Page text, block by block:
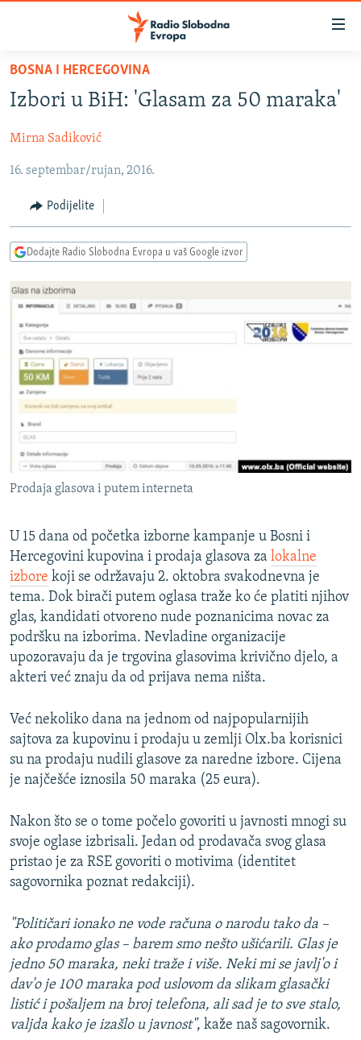
Pređite
glavni
Pređite
na
navigaciju
Pređite
na
pretragu
VIJESTI
SRBIJA
KOSOVO
CRNA GORA
VIZUELNO
VIDEO
FOTOGALERIJE
PODCASTI
RAT U UKRAJINI
KINA NA BALKANU
RSE PRIČE IZ SVIJETA
ISPRIČAJ MI
DNEVNO@RSE
SPECIJALI RSE
VIŠE OD NASLOVA
GENOCID U SREBRENICI
TV LIBERTY
POST SCRIPTUM
MOJA EVROPA
TRI DECENIJE OD RATA U BIH
SVE KARTE DEJTONA
Sve RFE/RL stranice
BOSNA I HERCEGOVINA
Izbori u BiH: 'Glasam za 50 maraka'
Mirna Sadiković
16. septembar/rujan, 2016.
Podijelite
Dodajte Radio Slobodna Evropa u vaš Google izvor
Prodaja glasova i putem interneta
U 15 dana od početka izborne kampanje u Bosni i
Hercegovini kupovina i prodaja glasova za lokalne
izbore koji se održavaju 2. oktobra svakodnevna je
tema. Dok birači putem oglasa traže ko će platiti njihov
glas, kandidati otvoreno nude poznanicima novac za
podršku na izborima. Nevladine organizacije
upozoravaju da je trgovina glasovima krivično djelo, a
akteri već znaju da od prijava nema ništa.
Već nekoliko dana na jednom od najpopularnijih
sajtova za kupovinu i prodaju u zemlji Olx.ba korisnici
su na prodaju nudili glasove za naredne izbore. Cijena
je najčešće iznosila 50 maraka (25 eura).
Nakon što se o tome počelo govoriti u javnosti mnogi su
svoje oglase izbrisali. Jedan od prodavača svog glasa
pristao je za RSE govoriti o motivima (identitet
sagovornika poznat redakciji).
"Političari ionako ne vode računa o narodu tako da –
ako prodamo glas – barem smo nešto ušićarili. Glas je
jedno 50 maraka, neki traže i više. Neki mi se javlj'o i
dav'o je 100 maraka pod uslovom da slikam glasački
listić i pošaljem na broj telefona, ali sad je to sve stalo,
valjda kako je izašlo u javnost", kaže naš sagovornik.